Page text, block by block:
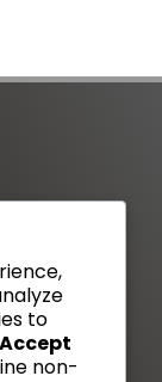
to
Accept
non-